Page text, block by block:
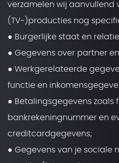
verzamelen wij aanvullend
(TV-)producties nog
● Burgerlijke staat en
● Gegevens over partner
● Werkgerelateerde
functie en
● Betalingsgegevens zoals
bankrekeningnummer en
creditcardgegevens;
● Gegevens van je sociale